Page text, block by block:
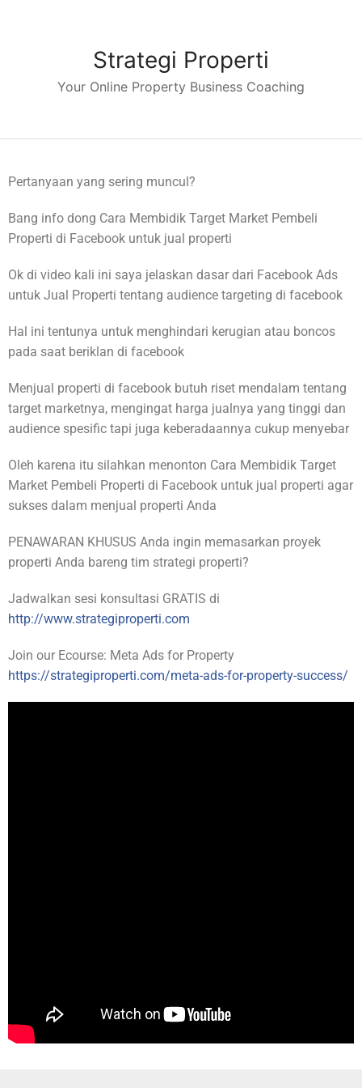
Strategi Properti
Your Online Property Business Coaching
Pertanyaan yang sering muncul?
Bang info dong Cara Membidik Target Market Pembeli
Properti di Facebook untuk jual properti
Ok di video kali ini saya jelaskan dasar dari Facebook Ads
untuk Jual Properti tentang audience targeting di facebook
Hal ini tentunya untuk menghindari kerugian atau boncos
pada saat beriklan di facebook
Menjual properti di facebook butuh riset mendalam tentang
target marketnya, mengingat harga jualnya yang tinggi dan
audience spesific tapi juga keberadaannya cukup menyebar
Oleh karena itu silahkan menonton Cara Membidik Target
Market Pembeli Properti di Facebook untuk jual properti agar
sukses dalam menjual properti Anda
PENAWARAN KHUSUS Anda ingin memasarkan proyek
properti Anda bareng tim strategi properti?
Jadwalkan sesi konsultasi GRATIS di
http://www.strategiproperti.com
Join our Ecourse: Meta Ads for Property
https://strategiproperti.com/meta-ads-for-property-success/